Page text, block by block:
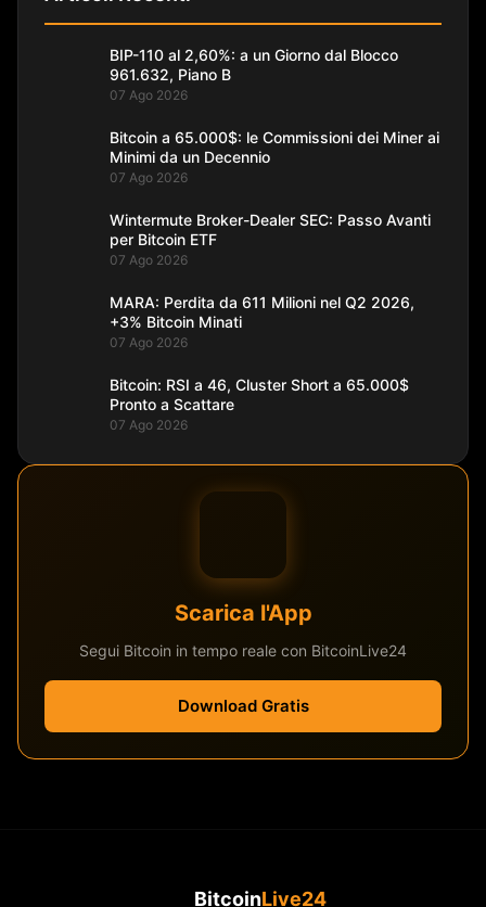
BIP-110 al 2,60%: a un Giorno dal Blocco
961.632, Piano B
07 Ago 2026
Bitcoin a 65.000$: le Commissioni dei Miner ai
Minimi da un Decennio
07 Ago 2026
Wintermute Broker-Dealer SEC: Passo Avanti
per Bitcoin ETF
07 Ago 2026
MARA: Perdita da 611 Milioni nel Q2 2026,
+3% Bitcoin Minati
07 Ago 2026
Bitcoin: RSI a 46, Cluster Short a 65.000$
Pronto a Scattare
07 Ago 2026
Scarica l'App
Segui Bitcoin in tempo reale con BitcoinLive24
Download Gratis
BitcoinLive24